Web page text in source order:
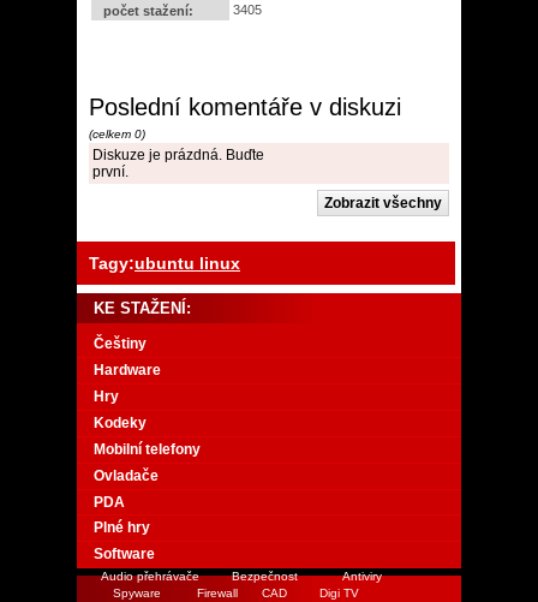
počet stažení:
3405
Poslední komentáře v diskuzi
(celkem 0)
Diskuze je prázdná. Buďte
první.
Tagy:ubuntu linux
KE STAŽENÍ:
Češtiny
Hardware
Hry
Kodeky
Mobilní telefony
Ovladače
PDA
Plné hry
Software
Audio přehrávače Bezpečnost
Antiviry
Spyware
Firewall CAD
Digi TV